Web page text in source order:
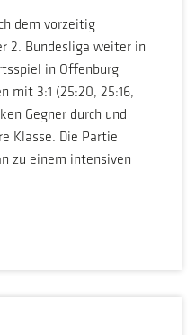
dem vorzeitig
2. Bundesliga weiter in
in Offenburg
mit 3:1 (25:20, 25:16,
Gegner durch und
Klasse. Die Partie
zu einem intensiven